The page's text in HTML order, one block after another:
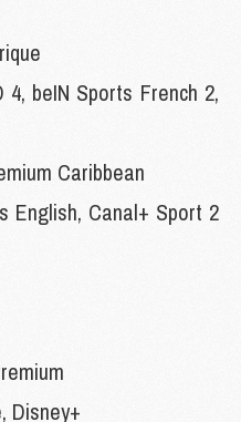
beIN Sports French 2,
Caribbean
English, Canal+ Sport 2
Disney+